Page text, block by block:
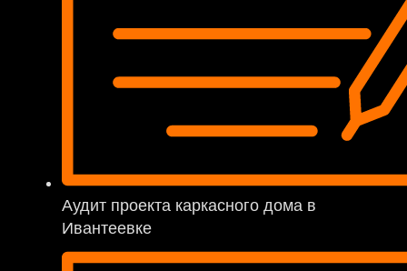
Аудит проекта каркасного дома в
Ивантеевке